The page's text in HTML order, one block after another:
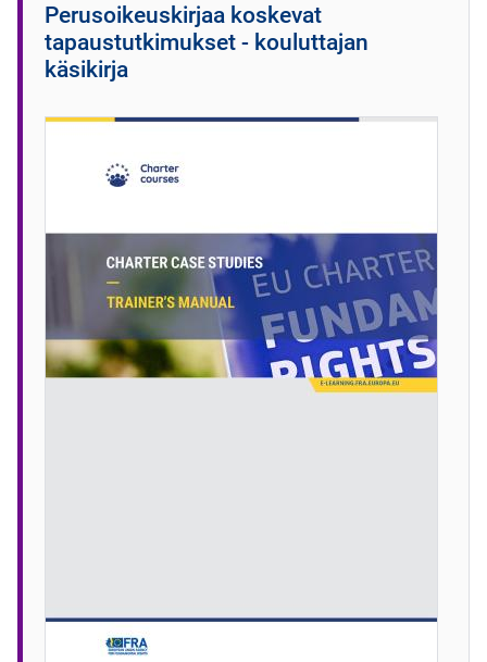
Perusoikeuskirjaa koskevat
tapaustutkimukset - kouluttajan
käsikirja